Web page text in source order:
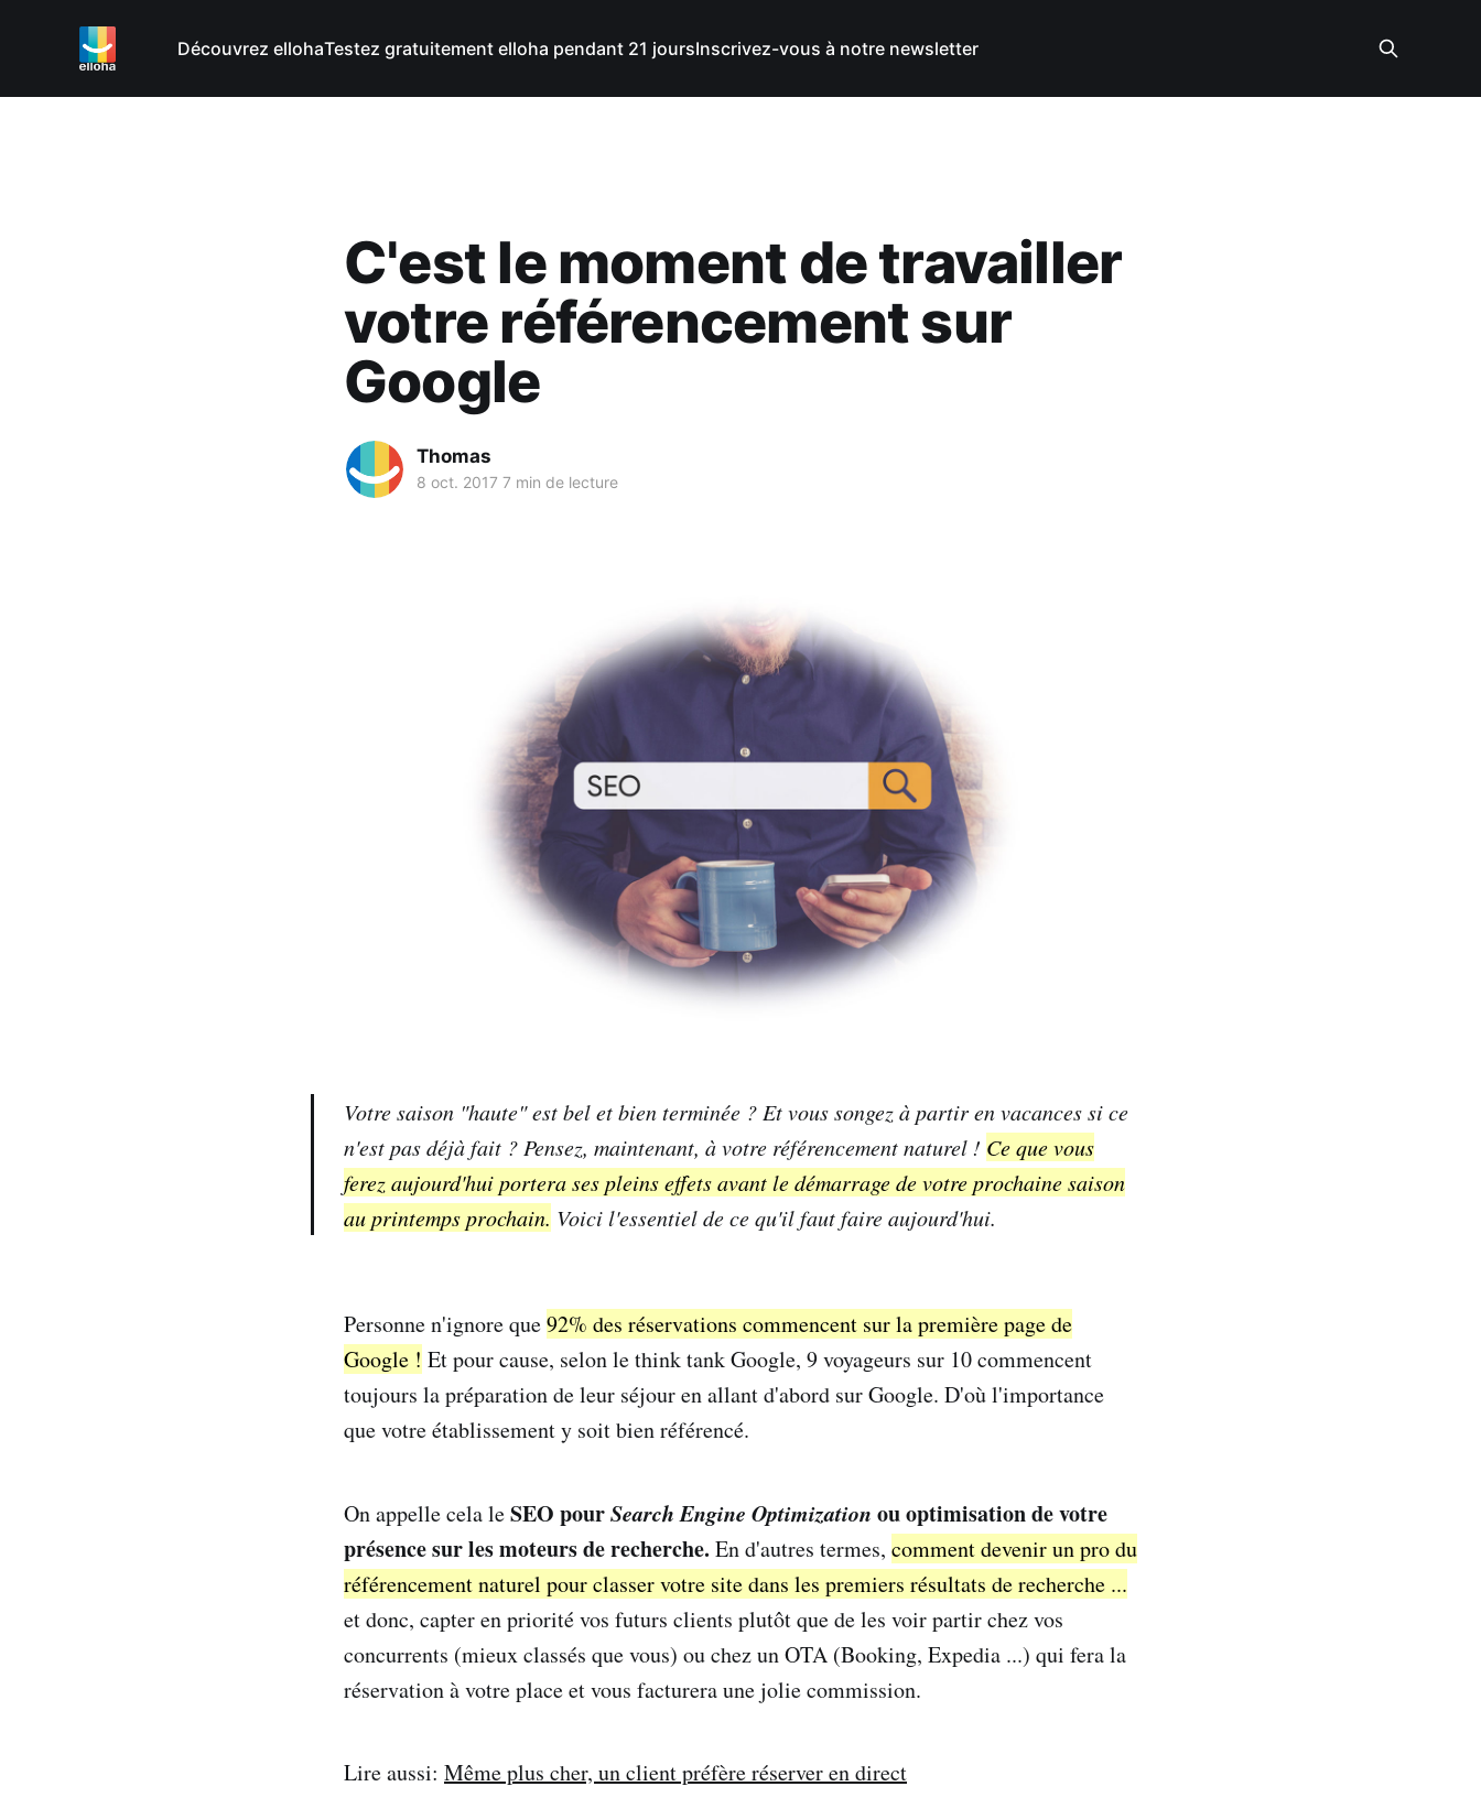
Découvrez ellohaTestez gratuitement elloha pendant 21 joursInscrivez-vous à notre newsletter
C'est le moment de travailler
votre référencement sur
Google
Thomas
8 oct. 2017 7 min de lecture
Votre saison "haute" est bel et bien terminée ? Et vous songez à partir en vacances si ce
n'est pas déjà fait ? Pensez, maintenant, à votre référencement naturel ! Ce que vous
ferez aujourd'hui portera ses pleins effets avant le démarrage de votre prochaine saison
au printemps prochain. Voici l'essentiel de ce qu'il faut faire aujourd'hui.
Personne n'ignore que92% des réservations commencent sur la première page de
Google ! Et pour cause, selon le think tank Google, 9 voyageurs sur 10 commencent
toujours la préparation de leur séjour en allant d'abord sur Google. D'où l'importance
que votre établissement y soit bien référencé.
On appelle cela leSEO pourSearch Engine Optimization ou optimisation de votre
présence sur les moteurs de recherche. En d'autres termes, comment devenir un pro du
référencement naturel pour classer votre site dans les premiers résultats de recherche ...
et donc, capter en priorité vos futurs clients plutôt que de les voir partir chez vos
concurrents (mieux classés que vous) ou chez un OTA (Booking, Expedia ...) qui fera la
réservation à votre place et vous facturera une jolie commission.
Lire aussi: Même plus cher, un client préfère réserver en direct